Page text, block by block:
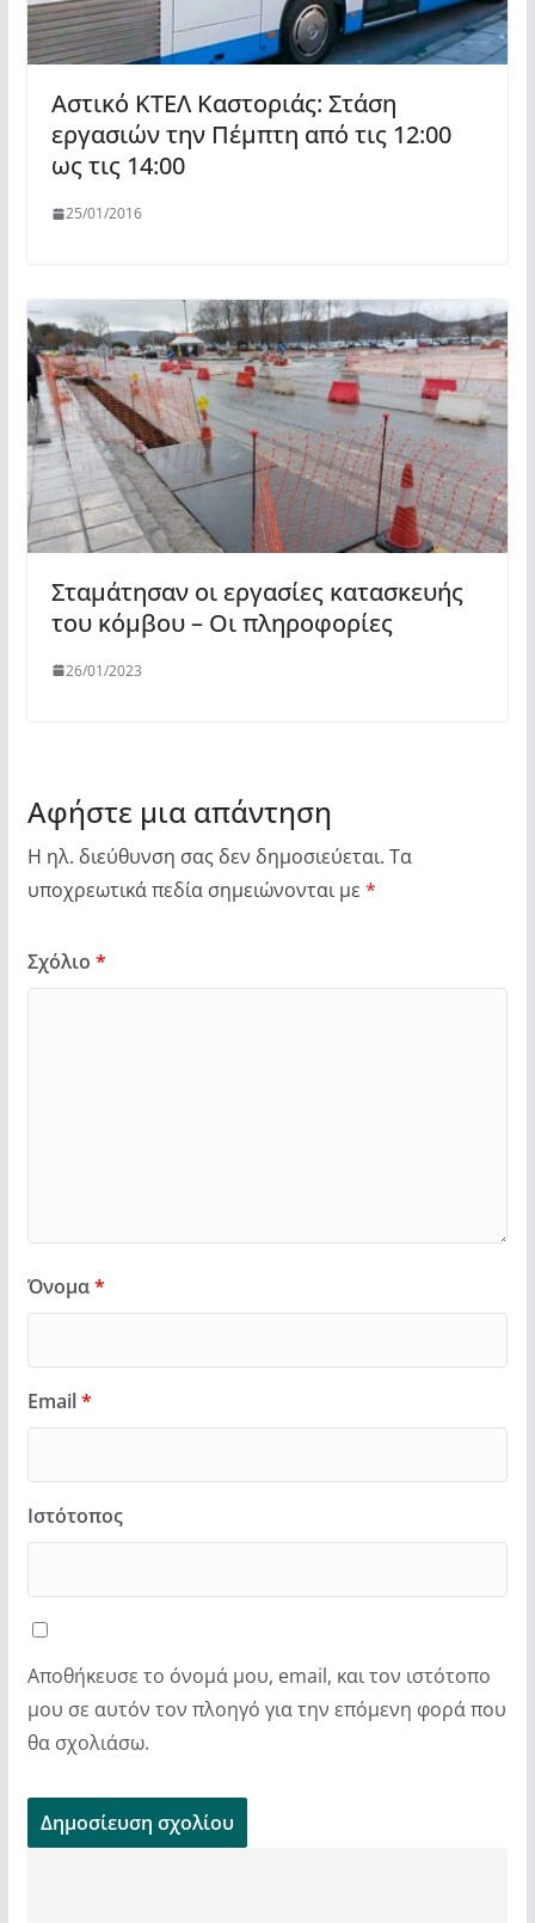
Αστικό ΚΤΕΛ Καστοριάς: Στάση
εργασιών την Πέμπτη από τις 12:00
ως τις 14:00
25/01/2016
Σταμάτησαν οι εργασίες κατασκευής
του κόμβου – Οι πληροφορίες
26/01/2023
Αφήστε μια απάντηση
Η ηλ. διεύθυνση σας δεν δημοσιεύεται. Τα
υποχρεωτικά πεδία σημειώνονται με *
Σχόλιο *
Όνομα*
Email*
Ιστότοπος
Αποθήκευσε το όνομά μου, email, και τον ιστότοπο
μου σε αυτόν τον πλοηγό για την επόμενη φορά που
θα σχολιάσω.